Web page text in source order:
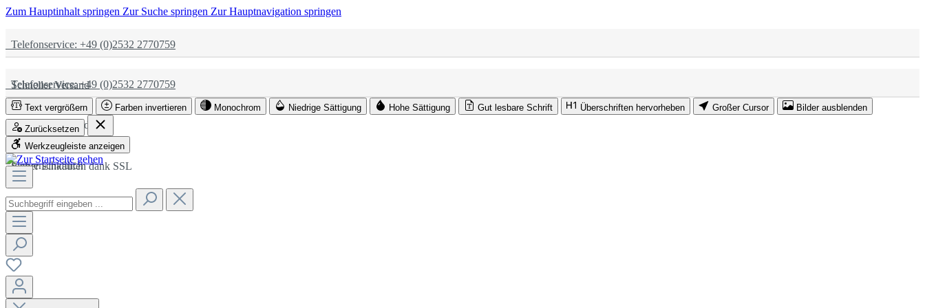
Zum Hauptinhalt springen Zur Suche springen Zur Hauptnavigation springen
Telefonservice: +49 (0)2532 2770759
Schneller Versand
Partnerschaftlich
Sicher Einkaufen dank SSL
Telefonservice: +49 (0)2532 2770759
Schneller Versand
Partnerschaftlich
Sicher Einkaufen dank SSL
Text vergrößern Farben invertieren Monochrom Niedrige Sättigung Hohe Sättigung Gut lesbare Schrift Überschriften hervorheben Großer Cursor Bilder ausblenden
Zurücksetzen
Werkzeugleiste anzeigen